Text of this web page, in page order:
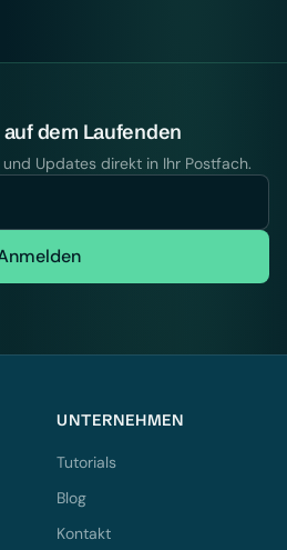
dem Laufenden
Updates direkt in Ihr Postfach.
UNTERNEHMEN
Tutorials
Blog
Kontakt